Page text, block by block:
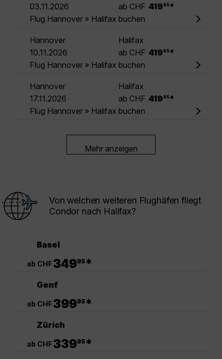
03.11.2026
ab CHF 419 95 *
Flug Hannover » Halifax buchen
Hannover
Halifax
10.11.2026
ab CHF 419 95 *
Flug Hannover » Halifax buchen
Hannover
Halifax
17.11.2026
ab CHF 419 95 *
Flug Hannover » Halifax buchen
Mehr anzeigen
Von welchen weiteren Flughäfen fliegt
Condor nach Halifax?
Basel
ab CHF34995*
Genf
ab CHF39995*
Zürich
ab CHF33995*